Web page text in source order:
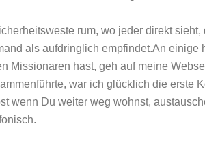
rum, wo jeder direkt
als aufdringlich empfindet.An einige
Missionaren hast, geh auf meine
war ich glücklich die erste
wenn Du weiter weg wohnst,